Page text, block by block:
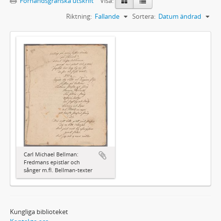
Sortera: Datum ändrad
Riktning: Fallande
Carl Michael Bellman:
Fredmans epistlar och
sånger m.fl. Bellman-texter
Kungliga biblioteket